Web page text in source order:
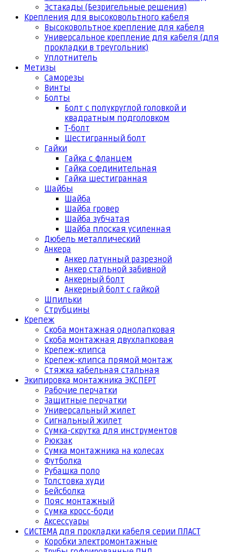
Эстакады (Безригельные решения)
Крепления для высоковольтного кабеля
Высоковольтное крепление для кабеля
Универсальное крепление для кабеля (для
прокладки в треугольник)
Уплотнитель
Метизы
Саморезы
Винты
Болты
Болт с полукруглой головкой и
квадратным подголовком
Т-болт
Шестигранный болт
Гайки
Гайка с фланцем
Гайка соединительная
Гайка шестигранная
Шайбы
Шайба
Шайба гровер
Шайба зубчатая
Шайба плоская усиленная
Дюбель металлический
Анкера
Анкер латунный разрезной
Анкер стальной забивной
Анкерный болт
Анкерный болт с гайкой
Шпильки
Струбцины
Крепеж
Скоба монтажная однолапковая
Скоба монтажная двухлапковая
Крепеж-клипса
Крепеж-клипса прямой монтаж
Стяжка кабельная стальная
Экипировка монтажника ЭКСПЕРТ
Рабочие перчатки
Защитные перчатки
Универсальный жилет
Сигнальный жилет
Сумка-скрутка для инструментов
Рюкзак
Сумка монтажника на колесах
Футболка
Рубашка поло
Толстовка худи
Бейсболка
Пояс монтажный
Сумка кросс-боди
Аксессуары
СИСТЕМА для прокладки кабеля серии ПЛАСТ
Коробки электромонтажные